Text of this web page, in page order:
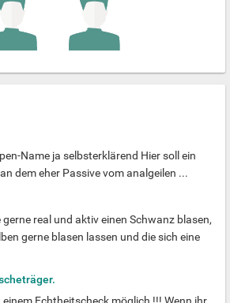
Name ja selbsterklärend Hier soll ein
dem eher Passive vom analgeilen ...
gerne real und aktiv einen Schwanz blasen,
gerne blasen lassen und die sich eine